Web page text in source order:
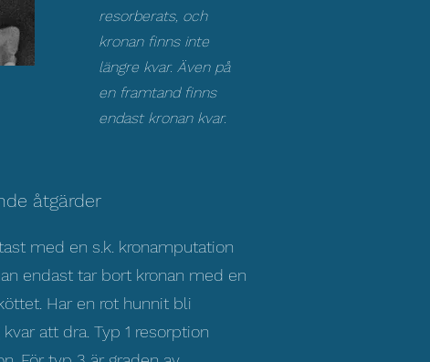
resorberats, och
kronan finns inte
längre kvar. Även på
en framtand finns
endast kronan kvar.
åtgärder
med en s.k. kronamputation
endast tar bort kronan med en
Har en rot hunnit bli
att dra. Typ 1 resorption